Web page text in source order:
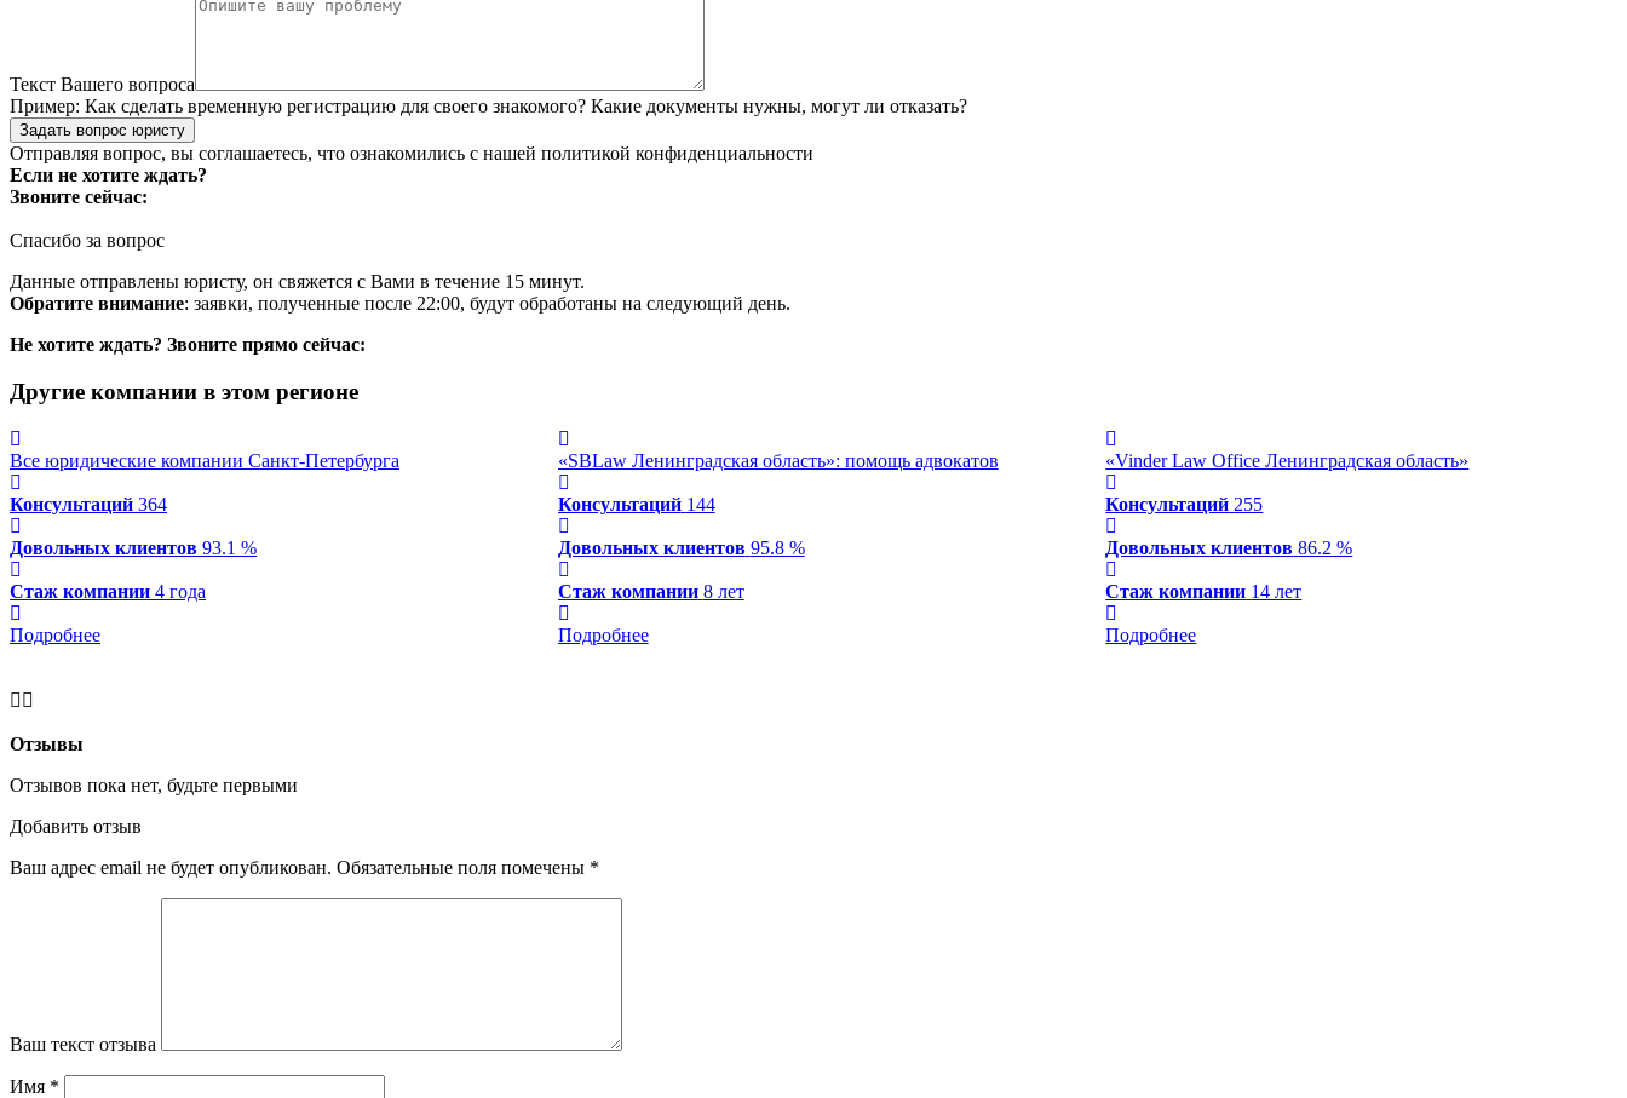
Текст Вашего вопроса
Пример: Как сделать временную регистрацию для своего знакомого? Какие документы нужны, могут ли отказать?
Задать вопрос юристу
Отправляя вопрос, вы соглашаетесь, что ознакомились с нашей политикой конфиденциальности
Если не хотите ждать?
Звоните сейчас:
Спасибо за вопрос
Данные отправлены юристу, он свяжется с Вами в течение 15 минут.
Обратите внимание: заявки, полученные после 22:00, будут обработаны на следующий день.
Не хотите ждать? Звоните прямо сейчас:
Другие компании в этом регионе
Все юридические компании Санкт-Петербурга
Консультаций 364
Довольных клиентов 93.1 %
Стаж компании 4 года
Подробнее
«SBLaw Ленинградская область»: помощь адвокатов
Консультаций 144
Довольных клиентов 95.8 %
Стаж компании 8 лет
Подробнее
«Vinder Law Office Ленинградская область»
Консультаций 255
Довольных клиентов 86.2 %
Стаж компании 14 лет
Подробнее
Отзывы
Отзывов пока нет, будьте первыми
Добавить отзыв
Ваш адрес email не будет опубликован. Обязательные поля помечены *
Ваш текст отзыва
Имя *